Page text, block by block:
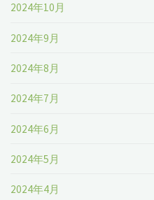
2024年10月
2024年9月
2024年8月
2024年7月
2024年6月
2024年5月
2024年4月